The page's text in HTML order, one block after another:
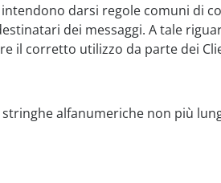
darsi regole comuni di
dei messaggi. A tale
il corretto utilizzo da parte dei
alfanumeriche non più